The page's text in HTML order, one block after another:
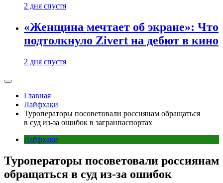
2 дня спустя
«Женщина мечтает об экране»: Что
подтолкнуло Zivert на дебют в кино
2 дня спустя
Главная
Лайфхаки
Туроператоры посоветовали россиянам обращаться
в суд из-за ошибок в загранпаспортах
Лайфхаки
Туроператоры посоветовали россиянам
обращаться в суд из-за ошибок